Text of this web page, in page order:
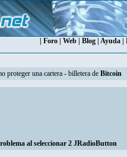
Foro Web Blog Ayuda
proteger una cartera - billetera de Bitcoin
al seleccionar 2 JRadioButton